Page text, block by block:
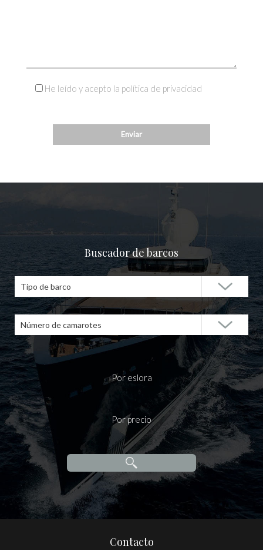
He leído y acepto la política de privacidad
Buscador de barcos
Tipo de barco
Número de camarotes
Por eslora
Por precio
Contacto